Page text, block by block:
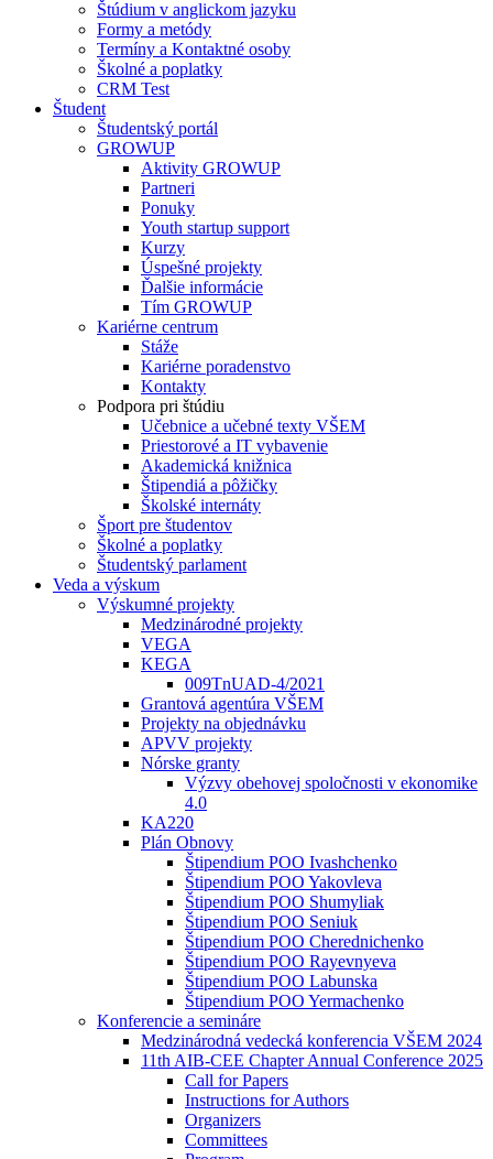
Štúdium v anglickom jazyku
Formy a metódy
Termíny a Kontaktné osoby
Školné a poplatky
CRM Test
Študent
Študentský portál
GROWUP
Aktivity GROWUP
Partneri
Ponuky
Youth startup support
Kurzy
Úspešné projekty
Ďalšie informácie
Tím GROWUP
Kariérne centrum
Stáže
Kariérne poradenstvo
Kontakty
Podpora pri štúdiu
Učebnice a učebné texty VŠEM
Priestorové a IT vybavenie
Akademická knižnica
Štipendiá a pôžičky
Školské internáty
Šport pre študentov
Školné a poplatky
Študentský parlament
Veda a výskum
Výskumné projekty
Medzinárodné projekty
VEGA
KEGA
009TnUAD-4/2021
Grantová agentúra VŠEM
Projekty na objednávku
APVV projekty
Nórske granty
Výzvy obehovej spoločnosti v ekonomike
4.0
KA220
Plán Obnovy
Štipendium POO Ivashchenko
Štipendium POO Yakovleva
Štipendium POO Shumyliak
Štipendium POO Seniuk
Štipendium POO Cherednichenko
Štipendium POO Rayevnyeva
Štipendium POO Labunska
Štipendium POO Yermachenko
Konferencie a semináre
Medzinárodná vedecká konferencia VŠEM 2024
11th AIB-CEE Chapter Annual Conference 2025
Call for Papers
Instructions for Authors
Organizers
Committees